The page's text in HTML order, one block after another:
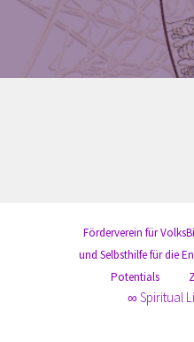
Förderverein für
und Selbsthilfe für die
Potentials
∞ Spiritual